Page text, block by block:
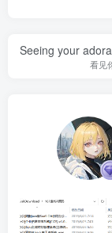
Seeing your
看见